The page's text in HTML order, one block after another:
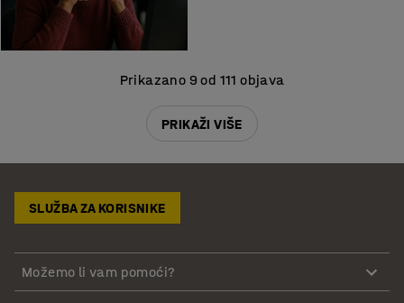
Prikazano 9 od 111 objava
PRIKAŽI VIŠE
SLUŽBA ZA KORISNIKE
Možemo li vam pomoći?